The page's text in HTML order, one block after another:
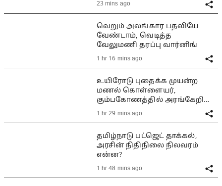
23 mins ago
வெறும் அலங்கார பதவியே
வேண்டாம், வெடித்த
வேலுமணி தரப்பு வார்னிங்
1 hr 16 mins ago
உயிரோடு புதைக்க முயன்ற
மணல் கொள்ளையர்,
கும்பகோணத்தில் அரங்கேறிய
பயங்கரம்
1 hr 29 mins ago
தமிழ்நாடு பட்ஜெட் தாக்கல்,
அரசின் நிதிநிலை நிலவரம்
என்ன?
1 hr 48 mins ago